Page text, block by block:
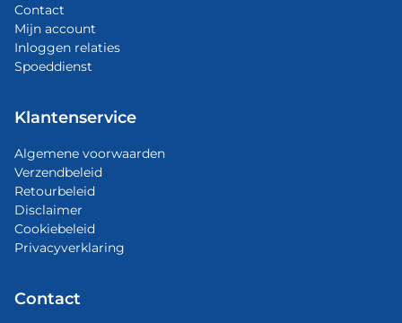
Contact
Mijn account
Inloggen relaties
Spoeddienst
Klantenservice
Algemene voorwaarden
Verzendbeleid
Retourbeleid
Disclaimer
Cookiebeleid
Privacyverklaring
Contact